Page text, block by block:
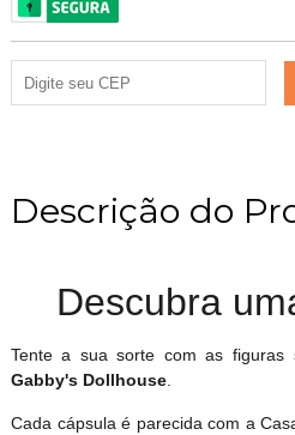
Descrição do
Descubra
Tente a sua sorte com as figuras
Gabby's Dollhouse.
Cada cápsula é parecida com a